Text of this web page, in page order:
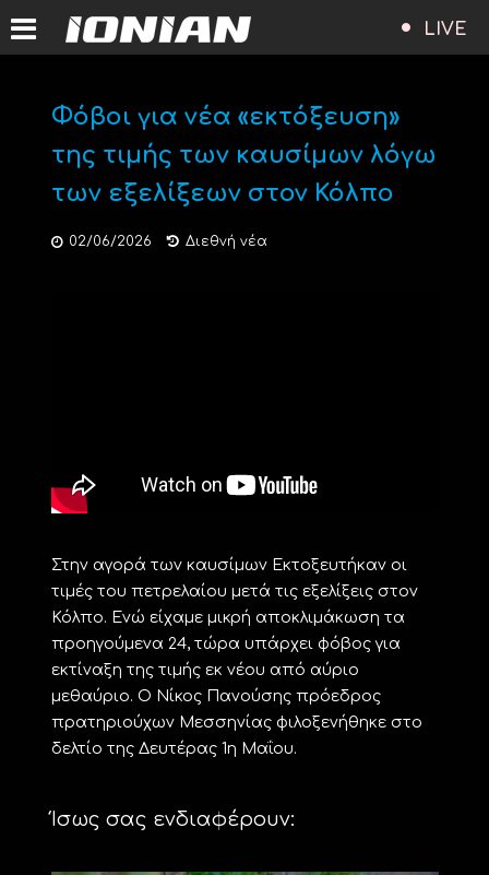
LIVE
Φόβοι για νέα «εκτόξευση»
της τιμής των καυσίμων λόγω
των εξελίξεων στον Κόλπο
02/06/2026 Διεθνή νέα
Στην αγορά των καυσίμων Εκτοξευτήκαν οι
τιμές του πετρελαίου μετά τις εξελίξεις στον
Κόλπο. Ενώ είχαμε μικρή αποκλιμάκωση τα
προηγούμενα 24, τώρα υπάρχει φόβος για
εκτίναξη της τιμής εκ νέου από αύριο
μεθαύριο. Ο Νίκος Πανούσης πρόεδρος
πρατηριούχων Μεσσηνίας φιλοξενήθηκε στο
δελτίο της Δευτέρας 1η Μαΐου.
Ίσως σας ενδιαφέρουν: